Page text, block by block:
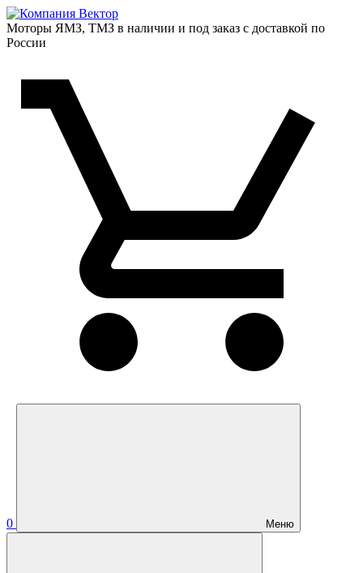
Моторы ЯМЗ, ТМЗ в наличии и под заказ с доставкой по
России
0 Меню